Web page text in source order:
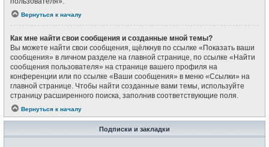
Вернуться к началу
Как мне найти свои сообщения и созданные мной темы?
Вы можете найти свои сообщения, щёлкнув по ссылке «Показать ваши
сообщения» в личном разделе на главной странице, по ссылке «Найти
сообщения пользователя» на странице вашего профиля на
конференции или по ссылке «Ваши сообщения» в меню «Ссылки» на
главной странице. Чтобы найти созданные вами темы, используйте
страницу расширенного поиска, заполнив соответствующие поля.
Вернуться к началу
Подписки и закладки